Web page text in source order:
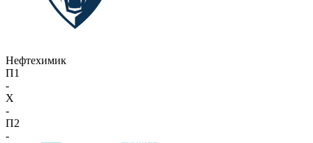
Нефтехимик
П1
-
X
-
П2
-